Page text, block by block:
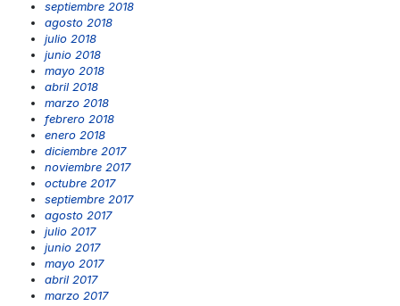
septiembre 2018
agosto 2018
julio 2018
junio 2018
mayo 2018
abril 2018
marzo 2018
febrero 2018
enero 2018
diciembre 2017
noviembre 2017
octubre 2017
septiembre 2017
agosto 2017
julio 2017
junio 2017
mayo 2017
abril 2017
marzo 2017